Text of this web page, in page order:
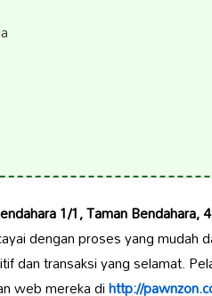
1/1, Taman Bendahara,
dengan proses yang mudah
dan transaksi yang selamat.
web mereka dihttp://